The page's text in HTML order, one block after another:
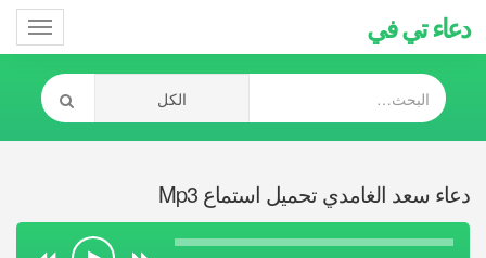
دعاء تي في
دعاء سعد الغامدي تحميل استماع Mp3